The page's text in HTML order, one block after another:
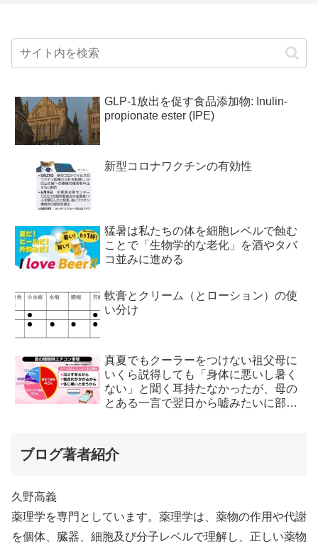
GLP-1放出を促す食品添加物: Inulin-
propionate ester (IPE)
新型コロナワクチンの有効性
猛暑は私たちの体を細胞レベルで蝕む
ことで「生物学的な老化」を酒やタバ
コ並みに進める
軟膏とクリーム（とローション）の使
い分け
真夏でもクーラーをつけない祖父母に
いくら説得しても「身体に悪いし暑く
ない」と聞く耳持たなかったが、母の
とある一言で翌日から嘘みたいに部屋
ブログ著者紹介
久野高義
薬理学を専門としています。薬理学は、薬物の作用や代謝
を個体、臓器、細胞及び分子レベルで理解し、正しい薬物